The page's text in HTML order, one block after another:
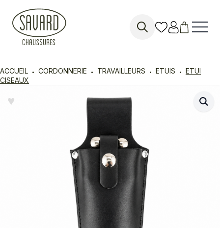
ACCUEIL CORDONNERIE TRAVAILLEURS ETUIS
ETUI
CISEAUX
♥︎